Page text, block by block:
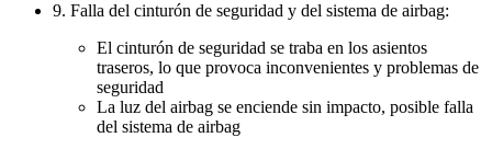
9. Falla del cinturón de seguridad y del sistema de airbag:
El cinturón de seguridad se traba en los asientos
traseros, lo que provoca inconvenientes y problemas de
seguridad
La luz del airbag se enciende sin impacto, posible falla
del sistema de airbag